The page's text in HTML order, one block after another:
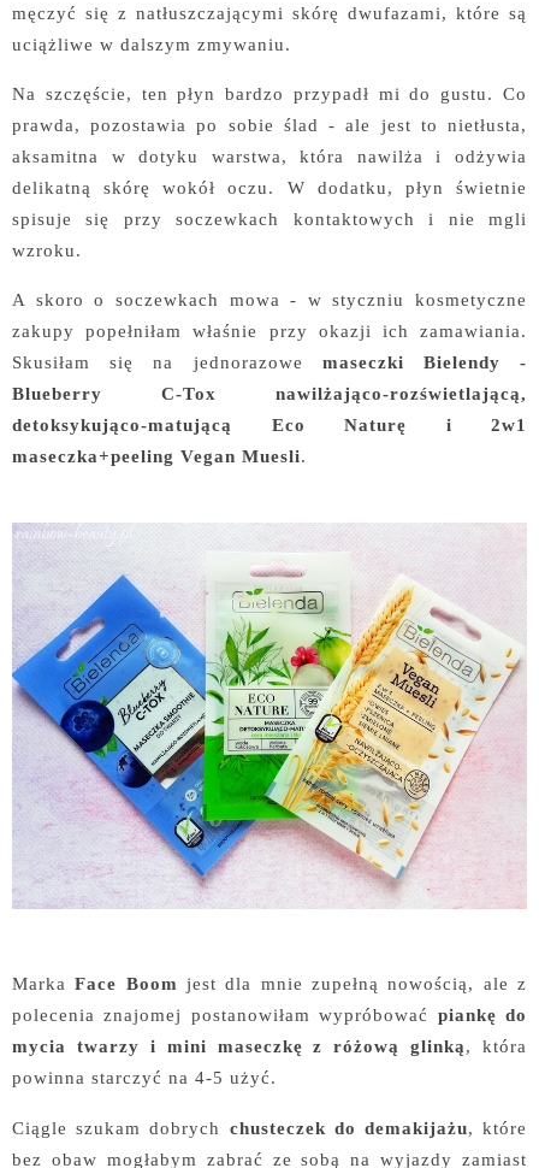
męczyć się z natłuszczającymi skórę dwufazami, które są
uciążliwe w dalszym zmywaniu.
Na szczęście, ten płyn bardzo przypadł mi do gustu. Co
prawda, pozostawia po sobie ślad - ale jest to nietłusta,
aksamitna w dotyku warstwa, która nawilża i odżywia
delikatną skórę wokół oczu. W dodatku, płyn świetnie
spisuje się przy soczewkach kontaktowych i nie mgli
wzroku.
A skoro o soczewkach mowa - w styczniu kosmetyczne
zakupy popełniłam właśnie przy okazji ich zamawiania.
Skusiłam się na jednorazowe maseczki Bielendy -
Blueberry C-Tox nawilżająco-rozświetlającą,
detoksykująco-matującą Eco Naturę i 2w1
maseczka+peeling Vegan Muesli.
MarkaFace Boom jest dla mnie zupełną nowością, ale z
polecenia znajomej postanowiłam wypróbować piankę do
mycia twarzy i mini maseczkę z różową glinką, która
powinna starczyć na 4-5 użyć.
Ciągle szukam dobrych chusteczek do demakijażu, które
bez obaw mogłabym zabrać ze sobą na wyjazdy zamiast